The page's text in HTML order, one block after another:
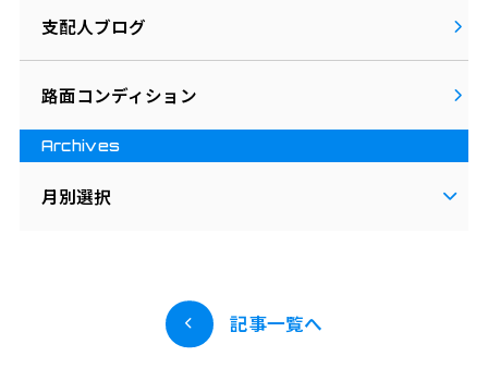
支配人ブログ
路面コンディション
Archives
月別選択
記事一覧へ